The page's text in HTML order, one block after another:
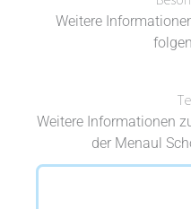
Weitere
Weitere Informationen
der Menaul